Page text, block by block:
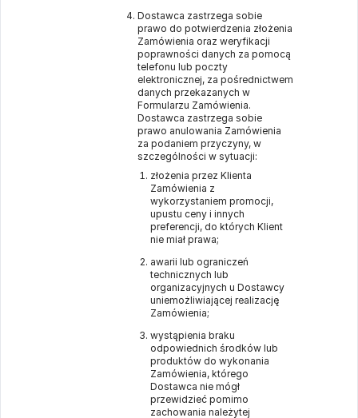
Dostawca zastrzega sobie
prawo do potwierdzenia złożenia
Zamówienia oraz weryfikacji
poprawności danych za pomocą
telefonu lub poczty
elektronicznej, za pośrednictwem
danych przekazanych w
Formularzu Zamówienia.
Dostawca zastrzega sobie
prawo anulowania Zamówienia
za podaniem przyczyny, w
szczególności w sytuacji:
złożenia przez Klienta
Zamówienia z
wykorzystaniem promocji,
upustu ceny i innych
preferencji, do których Klient
nie miał prawa;
awarii lub ograniczeń
technicznych lub
organizacyjnych u Dostawcy
uniemożliwiającej realizację
Zamówienia;
wystąpienia braku
odpowiednich środków lub
produktów do wykonania
Zamówienia, którego
Dostawca nie mógł
przewidzieć pomimo
zachowania należytej